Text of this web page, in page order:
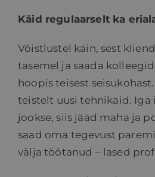
Käid regulaarselt ka
Võistlustel käin, sest
tasemel ja saada
hoopis teisest
teistelt uusi tehnikaid. Iga
jookse, siis jääd maha ja
saad oma tegevust
välja töötanud – lased